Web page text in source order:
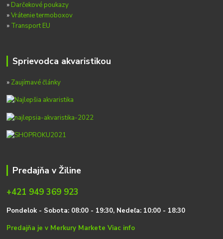
» Darčekové poukazy
»Vrátenie termoboxov
» Transport EU
Sprievodca akvaristikou
» Zaujímavé články
Predajňa v Žiline
+421 949 369 923
Pondelok - Sobota: 08:00 - 19:30, Nedeľa: 10:00 - 18:30
Predajňa je v Merkury MarketeViac info